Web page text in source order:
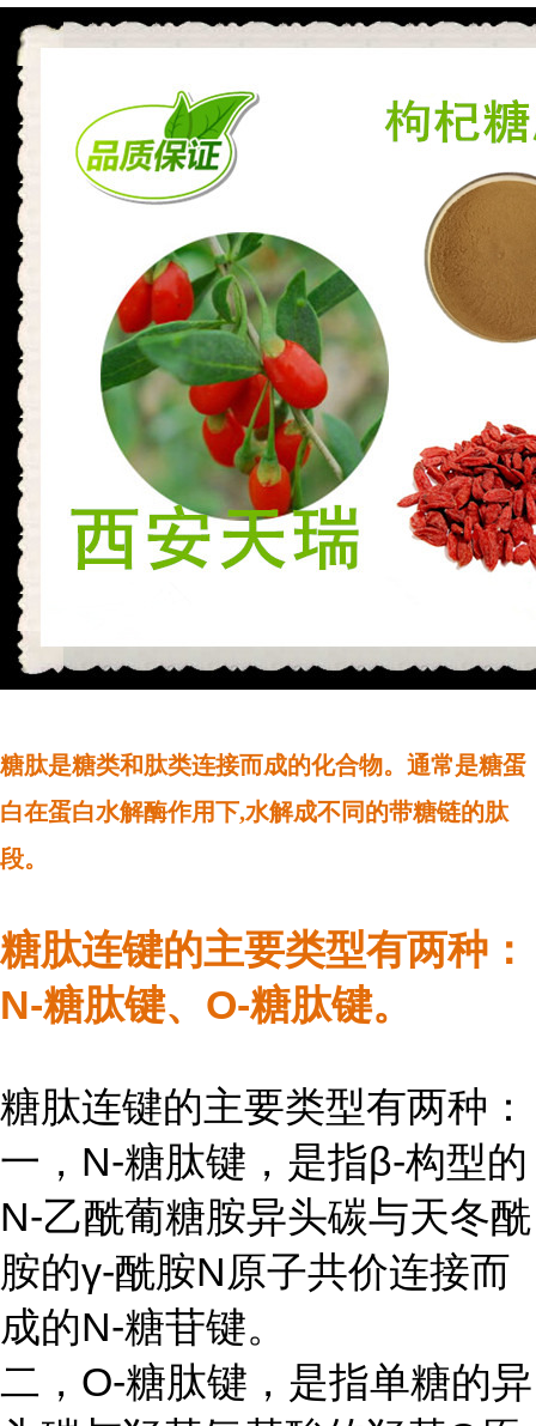
糖肽是糖类和肽类连接而成的化合物。通常是糖蛋
白在蛋白水解酶作用下,水解成不同的带糖链的肽
段。
糖肽连键的主要类型有两种：
N-糖肽键、O-糖肽键。
糖肽连键的主要类型有两种：
一，N-糖肽键，是指β-构型的
N-乙酰葡糖胺异头碳与天冬酰
胺的γ-酰胺N原子共价连接而
成的N-糖苷键。
二，O-糖肽键，是指单糖的异